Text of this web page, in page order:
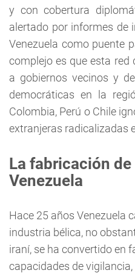
y con cobertura
alertado por informes de
Venezuela como puente
complejo es que esta
a gobiernos vecinos y
democráticas en la
Colombia, Perú o Chile
extranjeras radicalizadas
La fabricación de
Venezuela
Hace 25 años Venezuela
industria bélica, no
iraní, se ha convertido en
capacidades de